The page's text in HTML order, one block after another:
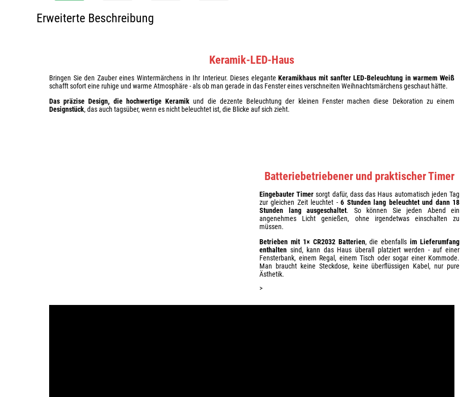
Erweiterte Beschreibung
Keramik-LED-Haus
Bringen Sie den Zauber eines Wintermärchens in Ihr Interieur. Dieses eleganteKeramikhaus mit sanfter LED-Beleuchtung in warmem Weiß
schafft sofort eine ruhige und warme Atmosphäre - als ob man gerade in das Fenster eines verschneiten Weihnachtsmärchens geschaut hätte.
Das präzise Design, die hochwertige Keramik und die dezente Beleuchtung der kleinen Fenster machen diese Dekoration zu einem
Designstück, das auch tagsüber, wenn es nicht beleuchtet ist, die Blicke auf sich zieht.
Batteriebetriebener und praktischer Timer
Eingebauter Timer sorgt dafür, dass das Haus automatisch jeden Tag
zur gleichen Zeit leuchtet -6 Stunden lang beleuchtet und dann 18
Stunden lang ausgeschaltet. So können Sie jeden Abend ein
angenehmes Licht genießen, ohne irgendetwas einschalten zu
müssen.
Betrieben mit 1× CR2032 Batterien, die ebenfallsim Lieferumfang
enthalten sind, kann das Haus überall platziert werden - auf einer
Fensterbank, einem Regal, einem Tisch oder sogar einer Kommode.
Man braucht keine Steckdose, keine überflüssigen Kabel, nur pure
Ästhetik.
>